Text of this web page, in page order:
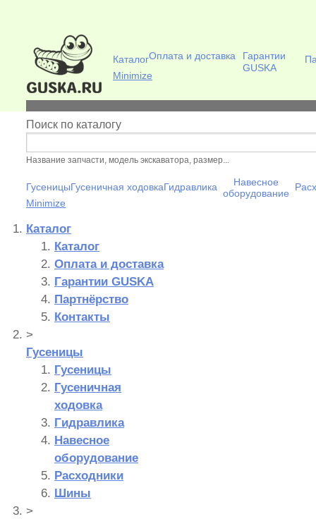
GUSKA.RU -
ИНТЕРНЕТ-МАГАЗИН
ДЛЯ
ЭКСКАВАТОРЩИКОВ
Интернет-
магазин для
Minimize
КаталогОплата и доставка
Гарантии
GUSKA
Поиск по каталогу
Название запчасти, модель экскаватора, размер...
Minimize
ГусеницыГусеничная ходовкаГидравлика
Навесное
оборудование
Вы здесь
Каталог
Каталог
Оплата и доставка
Гарантии GUSKA
Партнёрство
Контакты
>
Гусеницы
Гусеницы
Гусеничная
ходовка
Гидравлика
Навесное
оборудование
Расходники
Шины
>